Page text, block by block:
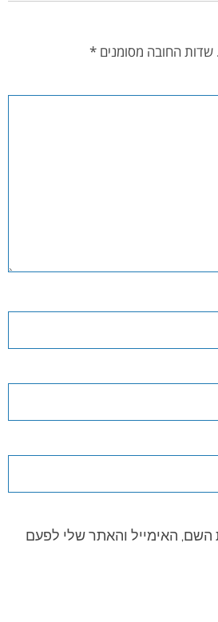
שדות החובה מסומנים *
האימייל והאתר שלי לפעם